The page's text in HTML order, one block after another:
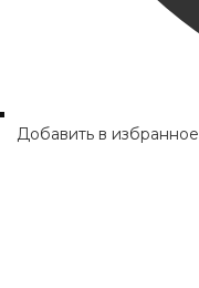
Добавить в избранное